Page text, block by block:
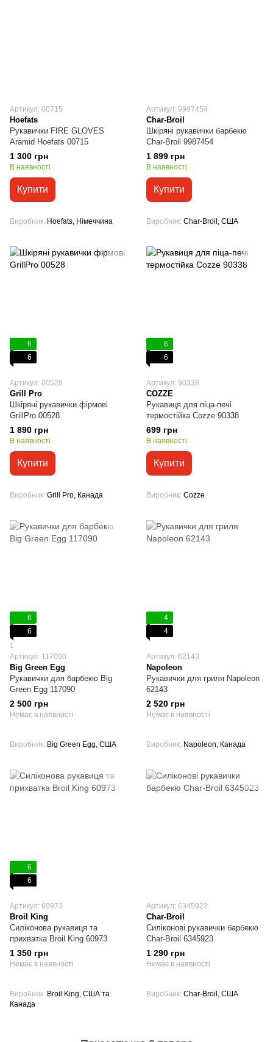
Артикул: 00715
Hoefats
Рукавички FIRE GLOVES
Aramid Hoefats 00715
1 300 грн
В наявності
Купити
Виробник Hoefats, Німеччина
Артикул: 9987454
Char-Broil
Шкіряні рукавички барбекю
Char-Broil 9987454
1 899 грн
В наявності
Купити
Виробник Char-Broil, США
6
6
Артикул: 00528
Grill Pro
Шкіряні рукавички фірмові
GrillPro 00528
1 890 грн
В наявності
Купити
Виробник Grill Pro, Канада
6
6
Артикул: 90338
COZZE
Рукавиця для піца-печі
термостійка Cozze 90338
699 грн
В наявності
Купити
Виробник Cozze
6
6
1
Артикул: 117090
Big Green Egg
Рукавички для барбекю Big
Green Egg 117090
2 500 грн
Немає в наявності
Виробник Big Green Egg, США
4
4
Артикул: 62143
Napoleon
Рукавички для гриля Napoleon
62143
2 520 грн
Немає в наявності
Виробник Napoleon, Канада
6
6
Артикул: 60973
Broil King
Силіконова рукавиця та
прихватка Broil King 60973
1 350 грн
Немає в наявності
Виробник Broil King, США та
Канада
Артикул: 6345923
Char-Broil
Силіконові рукавички барбекю
Char-Broil 6345923
1 290 грн
Немає в наявності
Виробник Char-Broil, США